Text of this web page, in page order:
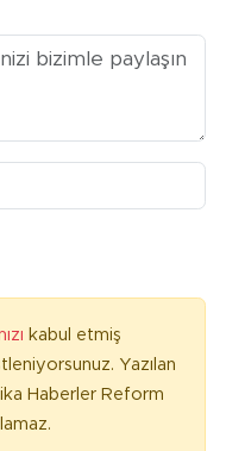
kabul etmiş
Yazılan
Haberler Reform